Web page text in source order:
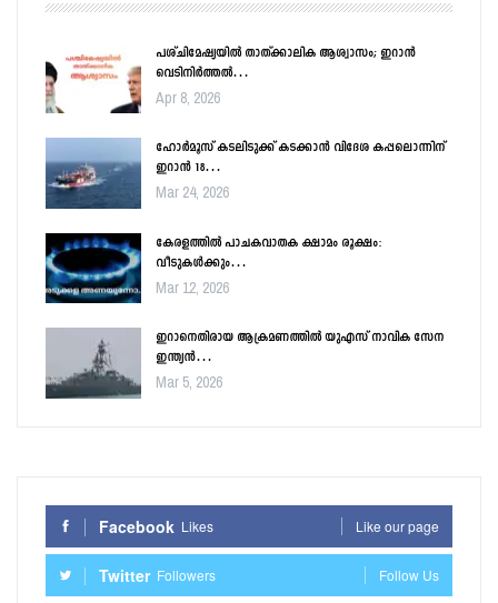
പശ്ചിമേഷ്യയിൽ താത്ക്കാലിക ആശ്വാസം; ഇറാൻ
വെടിനിർത്തൽ…
Apr 8, 2026
ഹോർമൂസ് കടലിടുക്ക് കടക്കാൻ വിദേശ കപ്പലൊന്നിന്
ഇറാൻ 18…
Mar 24, 2026
കേരളത്തിൽ പാചകവാതക ക്ഷാമം രൂക്ഷം:
വീടുകൾക്കും…
Mar 12, 2026
ഇറാനെതിരായ ആക്രമണത്തിൽ യുഎസ് നാവിക സേന
ഇന്ത്യൻ…
Mar 5, 2026
Facebook Likes Like our page
Twitter Followers Follow Us